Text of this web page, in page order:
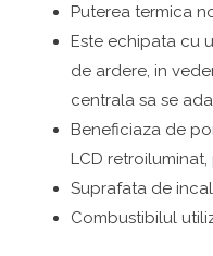
Puterea termica
Este echipata cu
de ardere, in
centrala sa se
Beneficiaza de
LCD
Suprafata de
Combustibilul